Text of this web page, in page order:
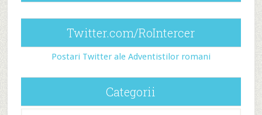
Twitter.com/RoIntercer
Postari Twitter ale Adventistilor romani
Categorii